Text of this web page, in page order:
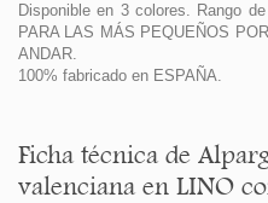
Disponible en 3 colores. Rango
PARA LAS MÁS PEQUEÑOS
ANDAR.
100% fabricado en ESPAÑA.
Ficha técnica de
valenciana en LINO